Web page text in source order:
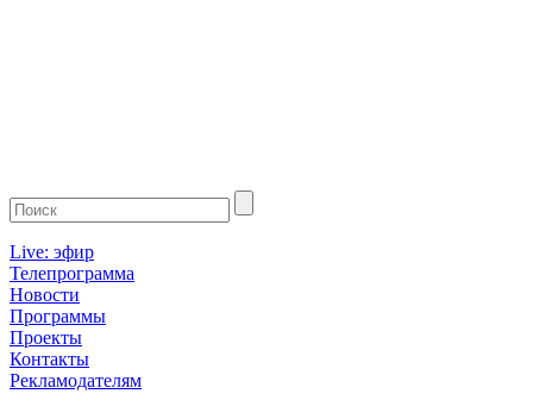
Live: эфир
Телепрограмма
Новости
Программы
Проекты
Контакты
Рекламодателям